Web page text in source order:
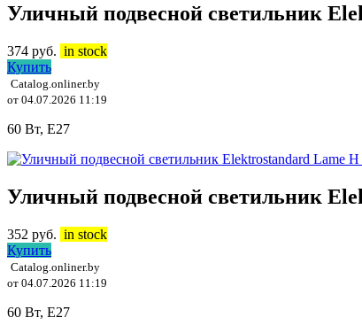
Уличный подвесной светильник
374 руб. in stock
Купить
Catalog.onliner.by
от 04.07.2026 11:19
60 Вт, E27
Уличный подвесной светильник
352 руб. in stock
Купить
Catalog.onliner.by
от 04.07.2026 11:19
60 Вт, E27